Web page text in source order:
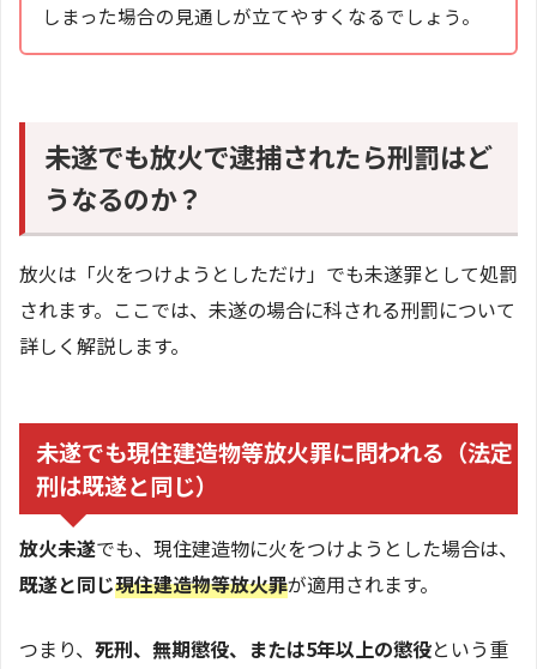
しまった場合の見通しが立てやすくなるでしょう。
未遂でも放火で逮捕されたら刑罰はど
うなるのか？
放火は「火をつけようとしただけ」でも未遂罪として処罰
されます。ここでは、未遂の場合に科される刑罰について
詳しく解説します。
未遂でも現住建造物等放火罪に問われる（法定
刑は既遂と同じ）
放火未遂でも、現住建造物に火をつけようとした場合は、
既遂と同じ現住建造物等放火罪が適用されます。
つまり、 死刑、無期懲役、または5年以上の懲役という重